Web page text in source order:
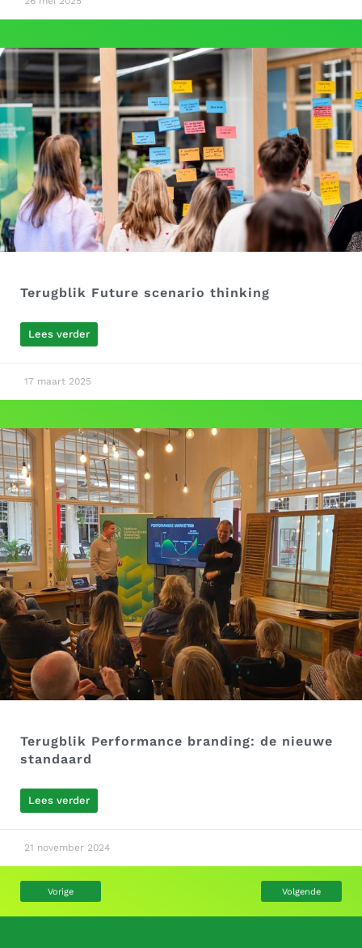
Terugblik Future scenario thinking
Lees verder
17 maart 2025
Terugblik Performance branding: de nieuwe
standaard
Lees verder
21 november 2024
Vorige Volgende